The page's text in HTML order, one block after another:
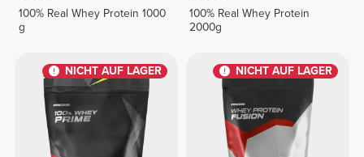
100% Real Whey Protein 1000
g
100% Real Whey Protein
2000g
NICHT AUF LAGER NICHT AUF LAGER